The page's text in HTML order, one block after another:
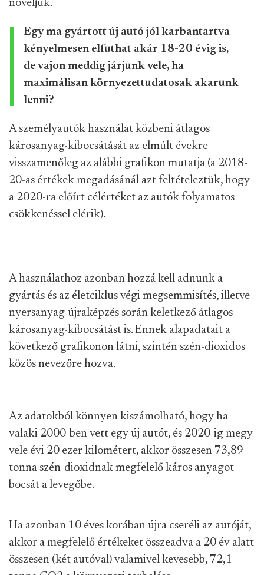
növeljük.
Egy ma gyártott új autó jól karbantartva
kényelmesen elfuthat akár 18-20 évig is,
de vajon meddig járjunk vele, ha
maximálisan környezettudatosak akarunk
lenni?
A személyautók használat közbeni átlagos
károsanyag-kibocsátását az elmúlt évekre
visszamenőleg az alábbi grafikon mutatja (a 2018-
20-as értékek megadásánál azt feltételeztük, hogy
a 2020-ra előírt célértéket az autók folyamatos
csökkenéssel elérik).
A használathoz azonban hozzá kell adnunk a
gyártás és az életciklus végi megsemmisítés, illetve
nyersanyag-újraképzés során keletkező átlagos
károsanyag-kibocsátást is. Ennek alapadatait a
következő grafikonon látni, szintén szén-dioxidos
közös nevezőre hozva.
Az adatokból könnyen kiszámolható, hogy ha
valaki 2000-ben vett egy új autót, és 2020-ig megy
vele évi 20 ezer kilométert, akkor összesen 73,89
tonna szén-dioxidnak megfelelő káros anyagot
bocsát a levegőbe.
Ha azonban 10 éves korában újra cseréli az autóját,
akkor a megfelelő értékeket összeadva a 20 év alatt
összesen (két autóval) valamivel kevesebb, 72,1